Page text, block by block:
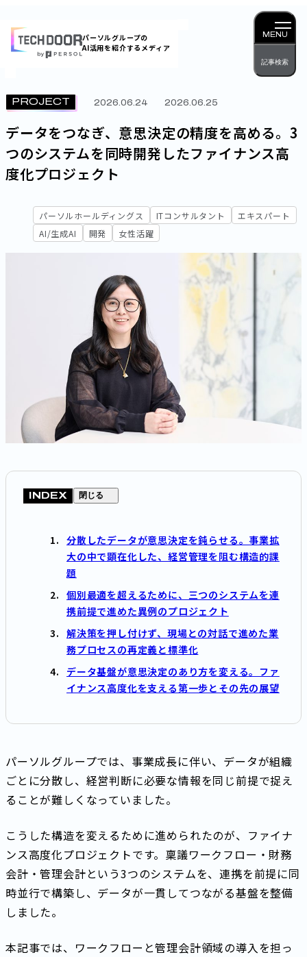
容
を
キッ
プ
パーソルグループの
AI活用を紹介するメディア
MENU
記事検索
PROJECT 2026.06.24 2026.06.25
データをつなぎ、意思決定の精度を高める。3
つのシステムを同時開発したファイナンス高
度化プロジェクト
パーソルホールディングス ITコンサルタント
エキスパート
AI/生成AI
開発 女性活躍
INDEX 閉じる
分散したデータが意思決定を鈍らせる。事業拡
大の中で顕在化した、経営管理を阻む構造的課
題
個別最適を超えるために、三つのシステムを連
携前提で進めた異例のプロジェクト
解決策を押し付けず、現場との対話で進めた業
務プロセスの再定義と標準化
データ基盤が意思決定のあり方を変える。ファ
イナンス高度化を支える第一歩とその先の展望
パーソルグループでは、事業成長に伴い、データが組織
ごとに分散し、経営判断に必要な情報を同じ前提で捉え
ることが難しくなっていました。
こうした構造を変えるために進められたのが、ファイナ
ンス高度化プロジェクトです。稟議ワークフロー・財務
会計・管理会計という3つのシステムを、連携を前提に同
時並行で構築し、データが一貫してつながる基盤を整備
しました。
本記事では、ワークフローと管理会計領域の導入を担っ